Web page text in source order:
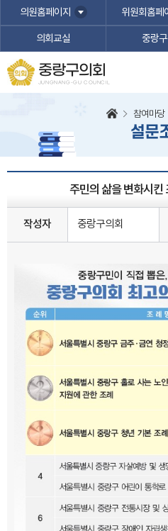
본문바로가기
의원홈페이지 위원회홈페
의회교실 중랑
중랑구의회
JUNGNANG-GU COUNCIL
참여마당
설문
주민의 삶을 변화시킨
작성자 중랑구의회